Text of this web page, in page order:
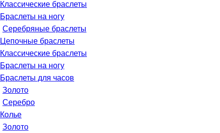
Классические браслеты
Браслеты на ногу
Серебряные браслеты
Цепочные браслеты
Классические браслеты
Браслеты на ногу
Браслеты для часов
Золото
Серебро
Колье
Золото